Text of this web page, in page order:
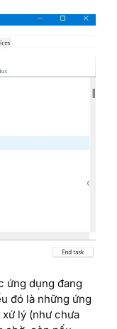
ứng dụng đang
đó là những ứng
lý (như chưa